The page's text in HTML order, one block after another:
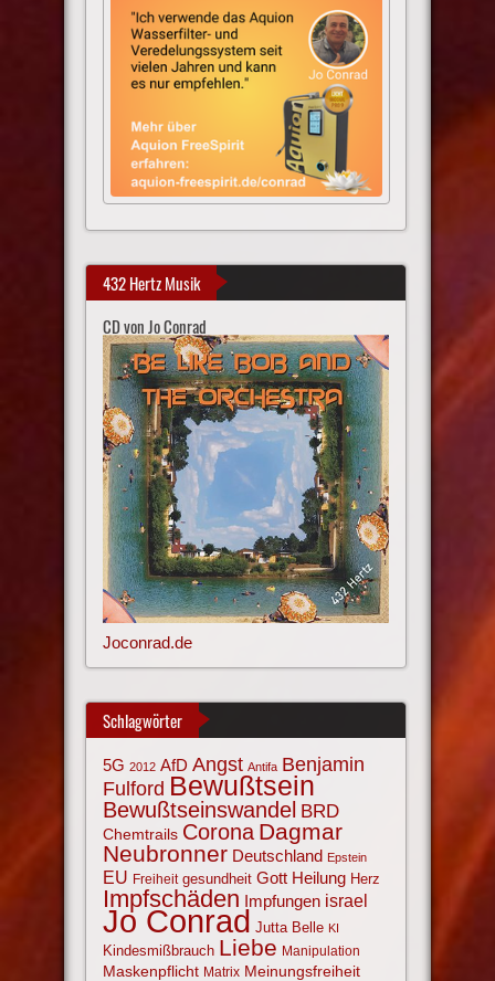
432 Hertz Musik
CD von Jo Conrad
Joconrad.de
Schlagwörter
5G 2012 AfD Angst Antifa Benjamin
Fulford Bewußtsein
Bewußtseinswandel BRD
Chemtrails Corona Dagmar
Neubronner Deutschland Epstein
EU Freiheit gesundheit Gott Heilung Herz
Impfschäden Impfungen israel
Jo Conrad Jutta Belle KI
Kindesmißbrauch Liebe Manipulation
Maskenpflicht Matrix Meinungsfreiheit